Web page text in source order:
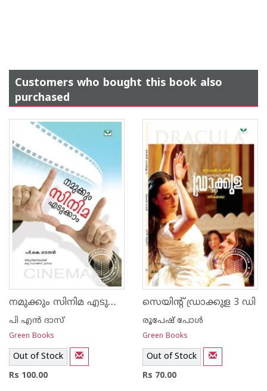
Customers who bought this book also
purchased
നമുക്കും സിനിമ എടുക്കാം
പി എ‌ന്‍ ദാസ്
Green Books
Out of Stock
Rs 100.00
സെയിന്റ് ഡ്രാക്കുള 3 ഡി
രൂപേഷ് പോള്‍
Green Books
Out of Stock
Rs 70.00